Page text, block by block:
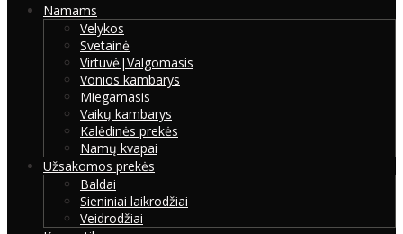
Namams
Velykos
Svetainė
Virtuvė|Valgomasis
Vonios kambarys
Miegamasis
Vaikų kambarys
Kalėdinės prekės
Namų kvapai
Užsakomos prekės
Baldai
Sieniniai laikrodžiai
Veidrodžiai